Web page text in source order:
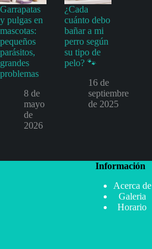
Garrapatas
y pulgas en
mascotas:
pequeños
parásitos,
grandes
problemas
8 de
mayo
de
2026
¿Cada
cuánto debo
bañar a mi
perro según
su tipo de
pelo? 🐾
16 de
septiembre
de 2025
Información
Acerca de
Galeria
Horario